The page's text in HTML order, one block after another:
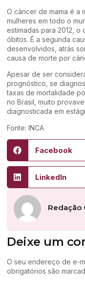
O câncer de mama é a
mulheres em todo o
estimadas para 2012,
óbitos. É a segunda
desenvolvidos, atrás
causa de morte por
Apesar de ser
prognóstico, se
taxas de mortalidade
no Brasil, muito
diagnosticada em
Fonte: INCA
Facebook
LinkedIn
Redação
Deixe um
O seu endereço de e-
obrigatórios são